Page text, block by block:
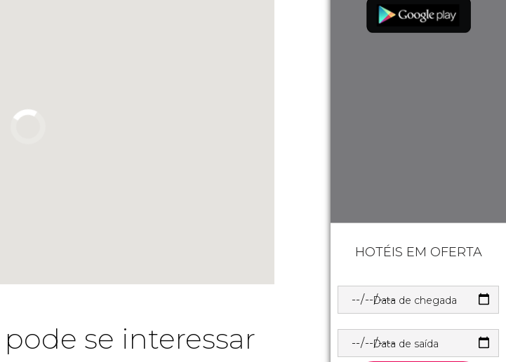
se interessar
HOTÉIS EM OFERTA
Data de chegada
Data de saída